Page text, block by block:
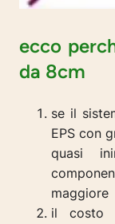
ecco
da 8cm
se il
EPS con
quasi
maggiore
il costo